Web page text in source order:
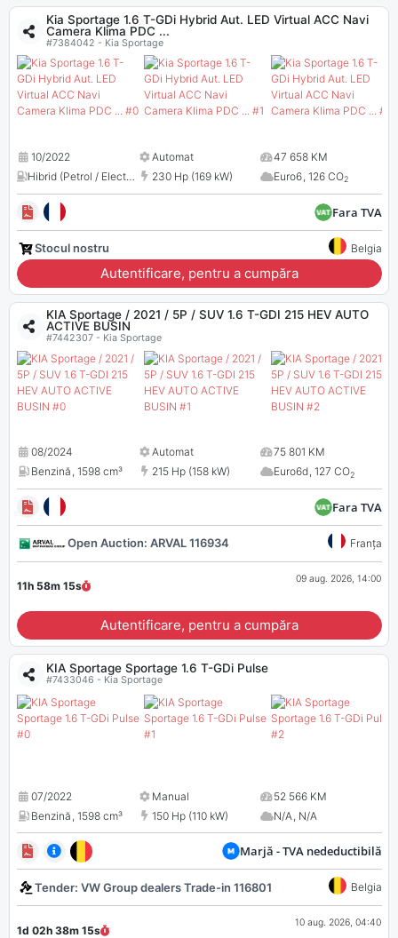
Kia Sportage 1.6 T-GDi Hybrid Aut. LED Virtual ACC Navi
Camera Klima PDC ...
#7384042 - Kia Sportage
10/2022 Automat
47 658 KM
Hibrid (Petrol / Electric)
,1598 cm³
230 Hp (169 kW) Euro6, 126 CO2
Fara TVA
Stocul nostru Belgia
Autentificare, pentru a cumpăra
KIA Sportage / 2021 / 5P / SUV 1.6 T-GDI 215 HEV AUTO
ACTIVE BUSIN
#7442307 - Kia Sportage
08/2024 Automat
75 801 KM
Benzină, 1598 cm³ 215 Hp (158 kW) Euro6d, 127 CO2
Fara TVA
Open Auction: ARVAL 116934 Franța
11h 58m 14s
09 aug. 2026, 14:00
Autentificare, pentru a cumpăra
KIA Sportage Sportage 1.6 T-GDi Pulse
#7433046 - Kia Sportage
07/2022 Manual
52 566 KM
Benzină, 1598 cm³ 150 Hp (110 kW) N/A, N/A
Marjă - TVA nedeductibilă
Tender: VW Group dealers Trade-in 116801 Belgia
1d 02h 38m 14s
10 aug. 2026, 04:40